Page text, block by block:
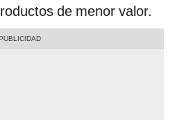
de menor valor.